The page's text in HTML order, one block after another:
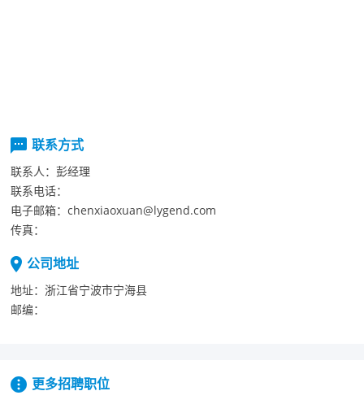
联系方式
联系人： 彭经理
联系电话：
电子邮箱： chenxiaoxuan@lygend.com
传真：
公司地址
地址： 浙江省宁波市宁海县
邮编：
更多招聘职位